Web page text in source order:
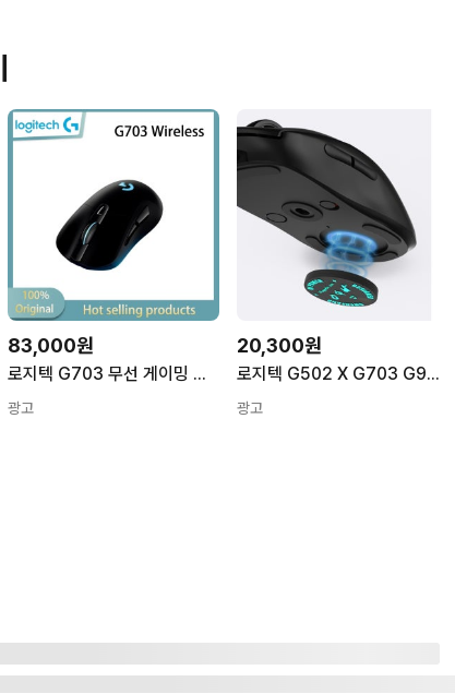
83,000원
로지텍 G703 무선 게이밍 마우스 e스포츠 마우스 무선 인체공학 마우스 기계식 충전 마우스 옵션 웨이팅 RGB
광고
20,300원
로지텍 G502 X G703 G903 GPW2 G 프로 X용 Qi 무선 마우스 모듈, 슈퍼라이트 마우스 쉘 파워플레이 충전 코인
광고